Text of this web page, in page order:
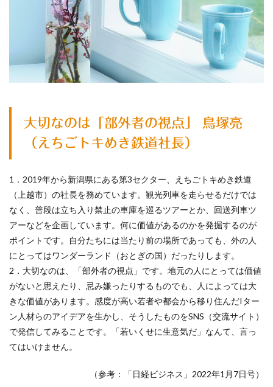
大切なのは「部外者の視点」 鳥塚亮
（えちごトキめき鉄道社長）
1．2019年から新潟県にある第3セクター、えちごトキめき鉄道
（上越市）の社長を務めています。観光列車を走らせるだけでは
なく、普段は立ち入り禁止の車庫を巡るツアーとか、回送列車ツ
アーなどを企画しています。何に価値があるのかを発掘するのが
ポイントです。自分たちには当たり前の場所であっても、外の人
にとってはワンダーランド（おとぎの国）だったりします。
2．大切なのは、「部外者の視点」です。地元の人にとっては価値
がないと思えたり、忌み嫌ったりするものでも、人によっては大
きな価値があります。感度が高い若者や都会から移り住んだIター
ン人材らのアイデアを生かし、そうしたものをSNS（交流サイト）
で発信してみることです。「若いくせに生意気だ」なんて、言っ
てはいけません。
（参考：「日経ビジネス」2022年1月7日号）